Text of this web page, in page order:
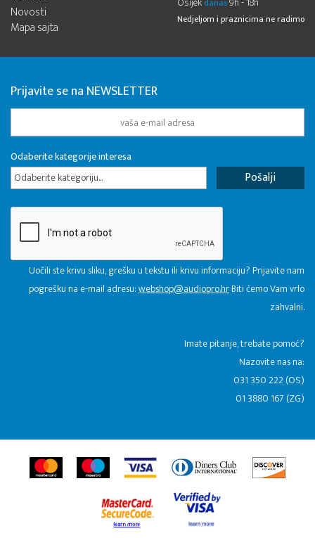
Novosti
Mapa sajta
danas
Nedjeljom i praznicima ne radimo
Prijavite se na NEWSLETTER
Odaberite kategorije interesa
Odaberite kategoriju...
Uočili ste krivu sliku, grešku u tekstu ili krivu informaciju? Prijavite nam
pogrešku na e-mail adresu:webshop@audiopro.hrBiti ćemo Vam vrlo
zahvalni.
​Imate pitanje, trebate pomoć?
Nazovite nas na:
031 350 222 (OS)
01 3880 167 (ZG)